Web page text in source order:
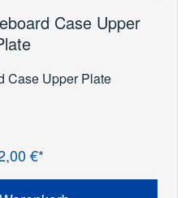
Case Upper
Case Upper Plate
€*